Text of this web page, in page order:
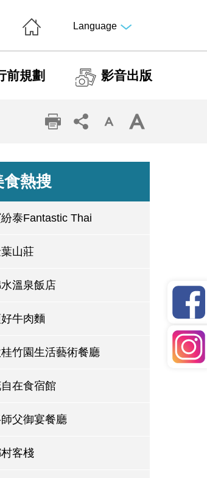
Language
前規劃 影音出版
食熱搜
泰Fantastic Thai
山莊
溫泉飯店
牛肉麵
竹園生活藝術餐廳
在食宿館
父御宴餐廳
客棧